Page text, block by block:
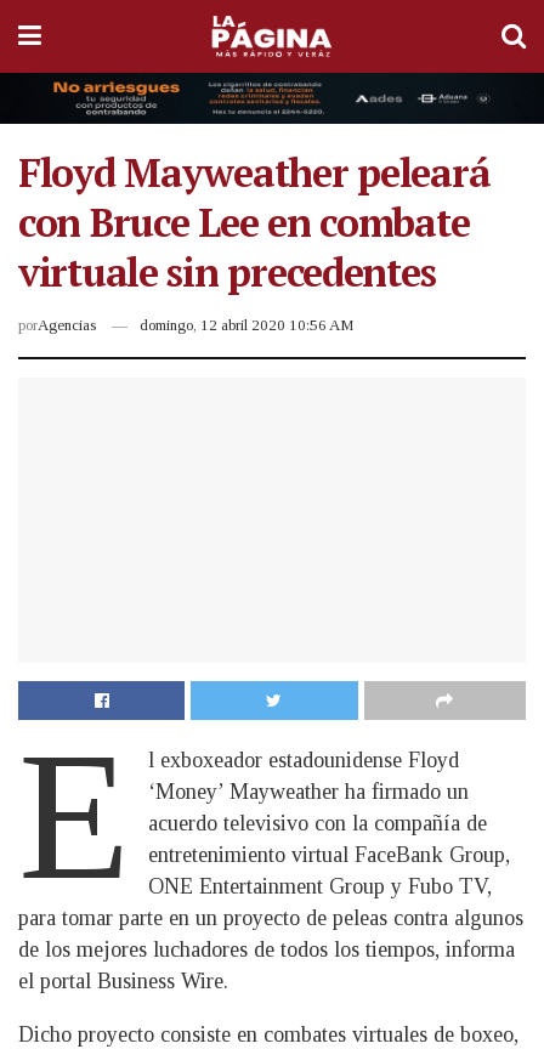
Floyd Mayweather peleará
con Bruce Lee en combate
virtuale sin precedentes
porAgencias domingo, 12 abril 2020 10:56 AM
E
l exboxeador estadounidense Floyd
‘Money’ Mayweather ha firmado un
acuerdo televisivo con la compañía de
entretenimiento virtual FaceBank Group,
ONE Entertainment Group y Fubo TV,
para tomar parte en un proyecto de peleas contra algunos
de los mejores luchadores de todos los tiempos, informa
el portal Business Wire.
Dicho proyecto consiste en combates virtuales de boxeo,